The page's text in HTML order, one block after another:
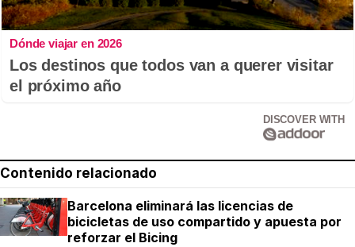
Dónde viajar en 2026
Los destinos que todos van a querer visitar
el próximo año
DISCOVER WITH
Contenido relacionado
Barcelona eliminará las licencias de
bicicletas de uso compartido y apuesta por
reforzar el Bicing